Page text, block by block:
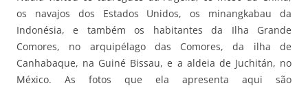
os navajos dos Estados Unidos, os minangkabau da
Indonésia, e também os habitantes da Ilha Grande
Comores, no arquipélago das Comores, da ilha de
Canhabaque, na Guiné Bissau, e a aldeia de Juchitán, no
México. As fotos que ela apresenta aqui são